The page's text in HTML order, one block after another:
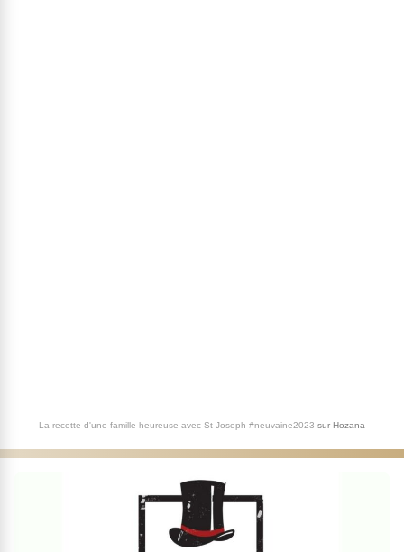
La recette d'une famille heureuse avec St Joseph #neuvaine2023 sur Hozana